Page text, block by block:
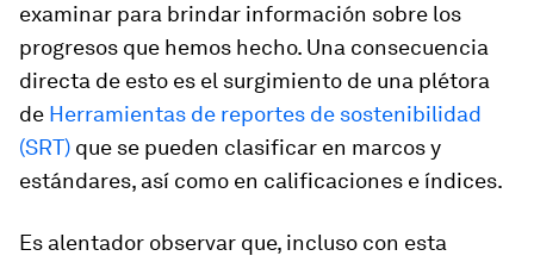
examinar para brindar información sobre los
progresos que hemos hecho. Una consecuencia
directa de esto es el surgimiento de una plétora
de Herramientas de reportes de sostenibilidad
(SRT) que se pueden clasificar en marcos y
estándares, así como en calificaciones e índices.
Es alentador observar que, incluso con esta